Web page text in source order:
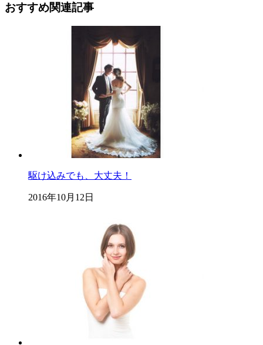
おすすめ関連記事
駆け込みでも、大丈夫！
2016年10月12日